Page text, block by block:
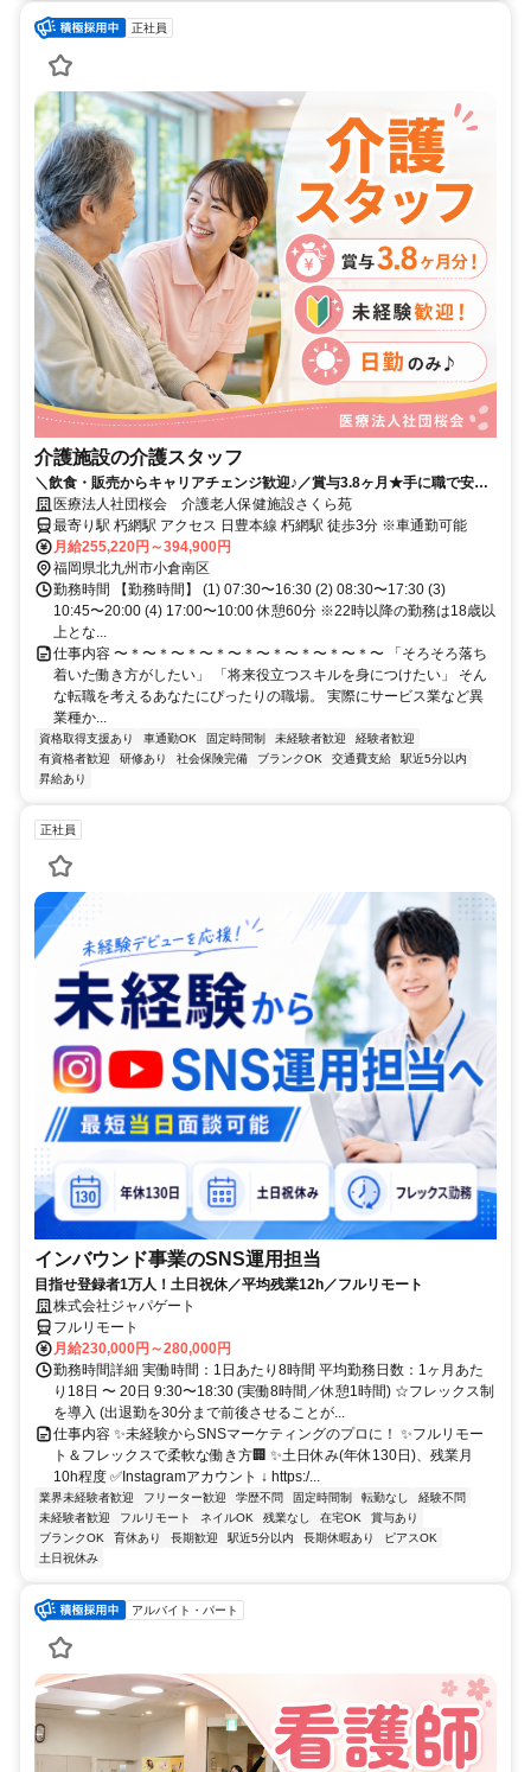
正社員
介護施設の介護スタッフ
＼飲食・販売からキャリアチェンジ歓迎♪／賞与3.8ヶ月★手に職で安定
を掴む★
医療法人社団桜会 介護老人保健施設さくら苑
最寄り駅 朽網駅 アクセス 日豊本線 朽網駅 徒歩3分 ※車通勤可能
月給255,220円～394,900円
福岡県北九州市小倉南区
勤務時間 【勤務時間】 (1) 07:30〜16:30 (2) 08:30〜17:30 (3)
10:45〜20:00 (4) 17:00〜10:00 休憩60分 ※22時以降の勤務は18歳以
上とな...
仕事内容 〜＊〜＊〜＊〜＊〜＊〜＊〜＊〜＊〜＊〜 「そろそろ落ち
着いた働き方がしたい」 「将来役立つスキルを身につけたい」 そん
な転職を考えるあなたにぴったりの職場。 実際にサービス業など異
業種か...
資格取得支援あり 車通勤OK 固定時間制 未経験者歓迎
経験者歓迎
有資格者歓迎
研修あり 社会保険完備 ブランクOK 交通費支給
駅近5分以内
昇給あり
正社員
インバウンド事業のSNS運用担当
目指せ登録者1万人！土日祝休／平均残業12h／フルリモート
株式会社ジャパゲート
フルリモート
月給230,000円～280,000円
勤務時間詳細 実働時間：1日あたり8時間 平均勤務日数：1ヶ月あた
り18日 〜 20日 9:30〜18:30 (実働8時間／休憩1時間) ☆フレックス制
を導入 (出退勤を30分まで前後させることが...
仕事内容 ✨未経験からSNSマーケティングのプロに！ ✨フルリモー
ト＆フレックスで柔軟な働き方🏢 ✨土日休み(年休130日)、残業月
10h程度 ✅Instagramアカウント ↓ https:/...
業界未経験者歓迎 フリーター歓迎 学歴不問 固定時間制 転勤なし
経験不問
未経験者歓迎
フルリモート ネイルOK 残業なし 在宅OK
賞与あり
ブランクOK
育休あり 長期歓迎 駅近5分以内 長期休暇あり
ピアスOK
土日祝休み
アルバイト・パート